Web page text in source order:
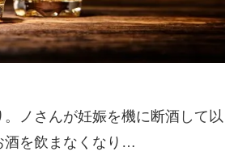
。ノさんが妊娠を機に断酒して以
酒を飲まなくなり…